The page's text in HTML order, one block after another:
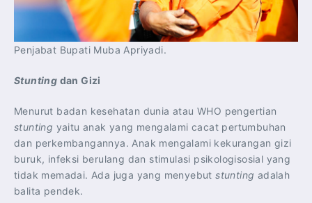
Penjabat Bupati Muba Apriyadi.
Stunting dan Gizi
Menurut badan kesehatan dunia atau WHO pengertian
stunting yaitu anak yang mengalami cacat pertumbuhan
dan perkembangannya. Anak mengalami kekurangan gizi
buruk, infeksi berulang dan stimulasi psikologisosial yang
tidak memadai. Ada juga yang menyebutstunting adalah
balita pendek.